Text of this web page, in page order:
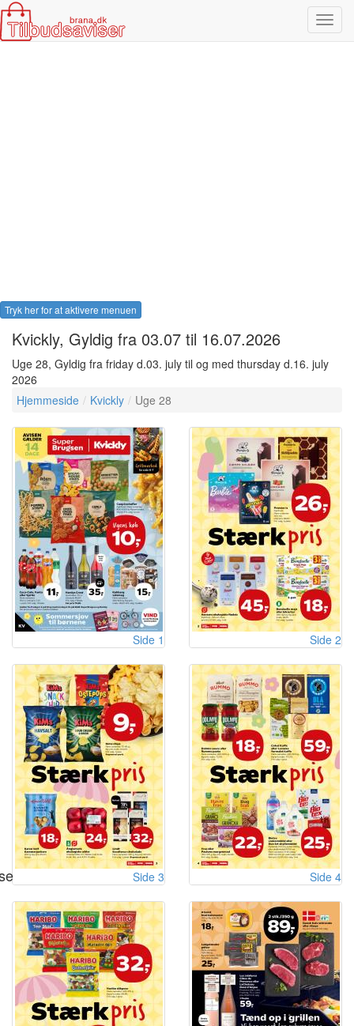
Tryk her for at aktivere menuen
Kvickly, Gyldig fra 03.07 til 16.07.2026
Uge 28, Gyldig fra friday d.03. july til og med thursday d.16. july
2026
Hjemmeside
Kvickly Uge 28
Side 1 Side 2
Side 3 Side 4